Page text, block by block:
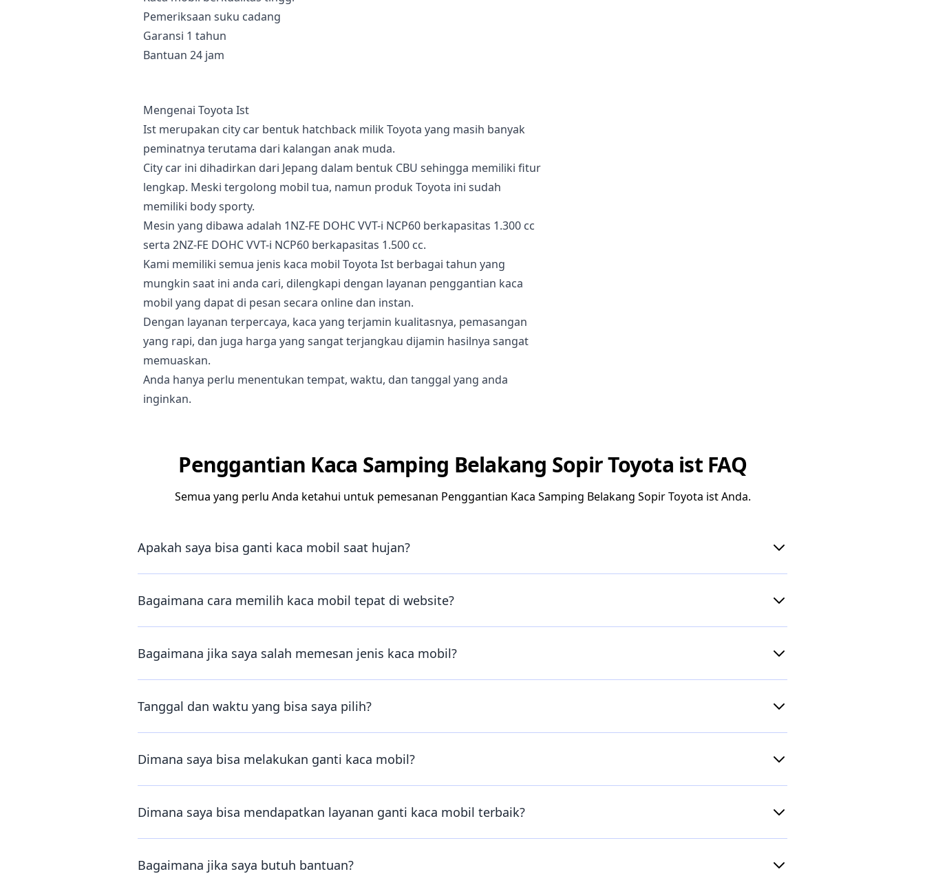
Pemeriksaan suku cadang
Garansi 1 tahun
Bantuan 24 jam
Mengenai Toyota Ist
Ist merupakan city car bentuk hatchback milik Toyota yang masih banyak
peminatnya terutama dari kalangan anak muda.
City car ini dihadirkan dari Jepang dalam bentuk CBU sehingga memiliki fitur
lengkap. Meski tergolong mobil tua, namun produk Toyota ini sudah
memiliki body sporty.
Mesin yang dibawa adalah 1NZ-FE DOHC VVT-i NCP60 berkapasitas 1.300 cc
serta 2NZ-FE DOHC VVT-i NCP60 berkapasitas 1.500 cc.
Kami memiliki semua jenis kaca mobil Toyota Ist berbagai tahun yang
mungkin saat ini anda cari, dilengkapi dengan layanan penggantian kaca
mobil yang dapat di pesan secara online dan instan.
Dengan layanan terpercaya, kaca yang terjamin kualitasnya, pemasangan
yang rapi, dan juga harga yang sangat terjangkau dijamin hasilnya sangat
memuaskan.
Anda hanya perlu menentukan tempat, waktu, dan tanggal yang anda
inginkan.
Penggantian Kaca Samping Belakang Sopir Toyota ist FAQ
Semua yang perlu Anda ketahui untuk pemesanan Penggantian Kaca Samping Belakang Sopir Toyota ist Anda.
Apakah saya bisa ganti kaca mobil saat hujan?
Bagaimana cara memilih kaca mobil tepat di website?
Bagaimana jika saya salah memesan jenis kaca mobil?
Tanggal dan waktu yang bisa saya pilih?
Dimana saya bisa melakukan ganti kaca mobil?
Dimana saya bisa mendapatkan layanan ganti kaca mobil terbaik?
Bagaimana jika saya butuh bantuan?